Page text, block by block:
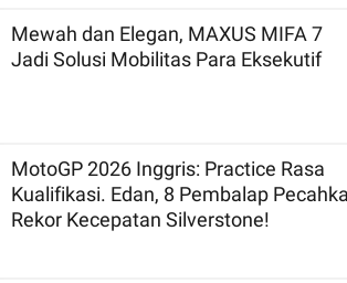
Mewah dan Elegan, MAXUS MIFA 7
Jadi Solusi Mobilitas Para Eksekutif
MotoGP 2026 Inggris: Practice Rasa
Kualifikasi. Edan, 8 Pembalap
Rekor Kecepatan Silverstone!